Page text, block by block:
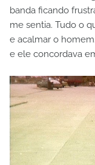
banda ficando
me sentia. Tudo o
e acalmar o
e ele concordava